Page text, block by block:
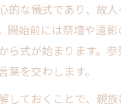
的な儀式であり、故
開始前には祭壇や遺
ら式が始まります。
葉を交わします。
しておくことで、親